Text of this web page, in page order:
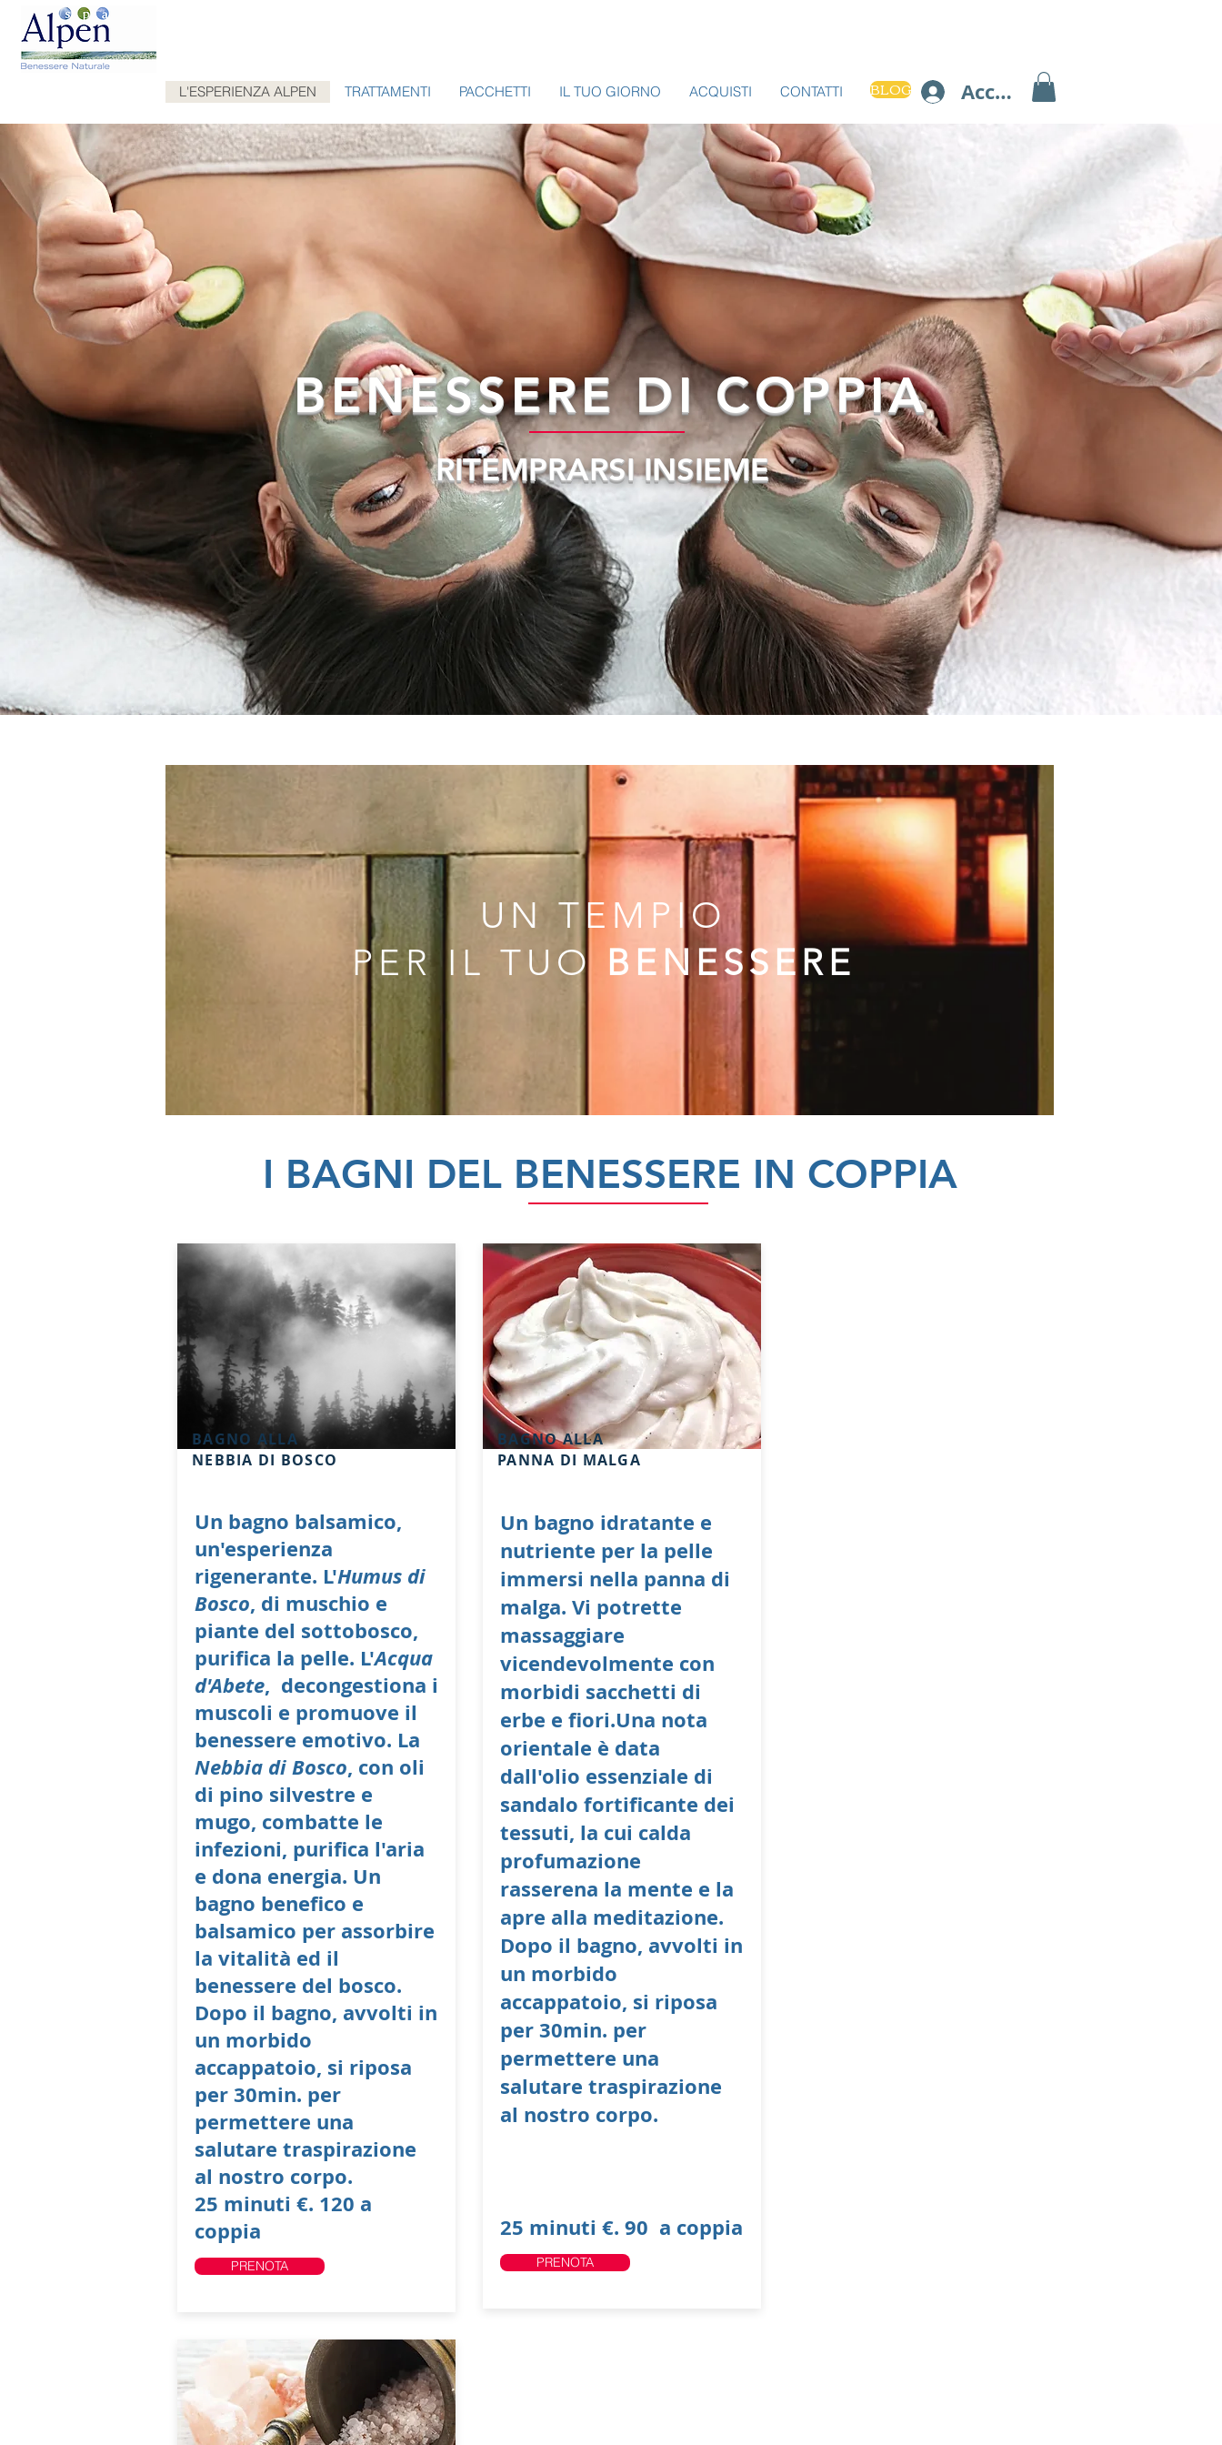
L'ESPERIENZA ALPEN TRATTAMENTI PACCHETTI IL TUO GIORNO ACQUISTI CONTATTI BLOG Accedi
BENESSERE DI COPPIA
RITEMPRARSI INSIEME
UN TEMPIO
PER IL TUO BENESSERE
I BAGNI DEL BENESSERE IN COPPIA
BAGNO ALLA
NEBBIA DI BOSCO
Un bagno balsamico,
un'esperienza
rigenerante. L'Humus di
Bosco, di muschio e
piante del sottobosco,
purifica la pelle. L'Acqua
d'Abete, decongestiona i
muscoli e promuove il
benessere emotivo. La
Nebbia di Bosco, con oli
di pino silvestre e
mugo, combatte le
infezioni, purifica l'aria
e dona energia. Un
bagno benefico e
balsamico per assorbire
la vitalità ed il
benessere del bosco.
Dopo il bagno, avvolti in
un morbido
accappatoio, si riposa
per 30min. per
permettere una
salutare traspirazione
al nostro corpo.
25 minuti €. 120 a
coppia
PRENOTA
BAGNO ALLA
PANNA DI MALGA
Un bagno idratante e
nutriente per la pelle
immersi nella panna di
malga. Vi potrette
massaggiare
vicendevolmente con
morbidi sacchetti di
erbe e fiori.Una nota
orientale è data
dall'olio essenziale di
sandalo fortificante dei
tessuti, la cui calda
profumazione
rasserena la mente e la
apre alla meditazione.
Dopo il bagno, avvolti in
un morbido
accappatoio, si riposa
per 30min. per
permettere una
salutare traspirazione
al nostro corpo.
25 minuti €. 90 a coppia
PRENOTA